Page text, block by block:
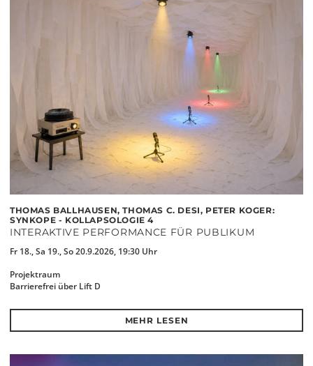
THOMAS BALLHAUSEN, THOMAS C. DESI, PETER KOGER:
SYNKOPE - KOLLAPSOLOGIE 4
INTERAKTIVE PERFORMANCE FÜR PUBLIKUM
Fr 18., Sa 19., So 20.9.2026, 19:30 Uhr
Projektraum
Barrierefrei über Lift D
MEHR LESEN